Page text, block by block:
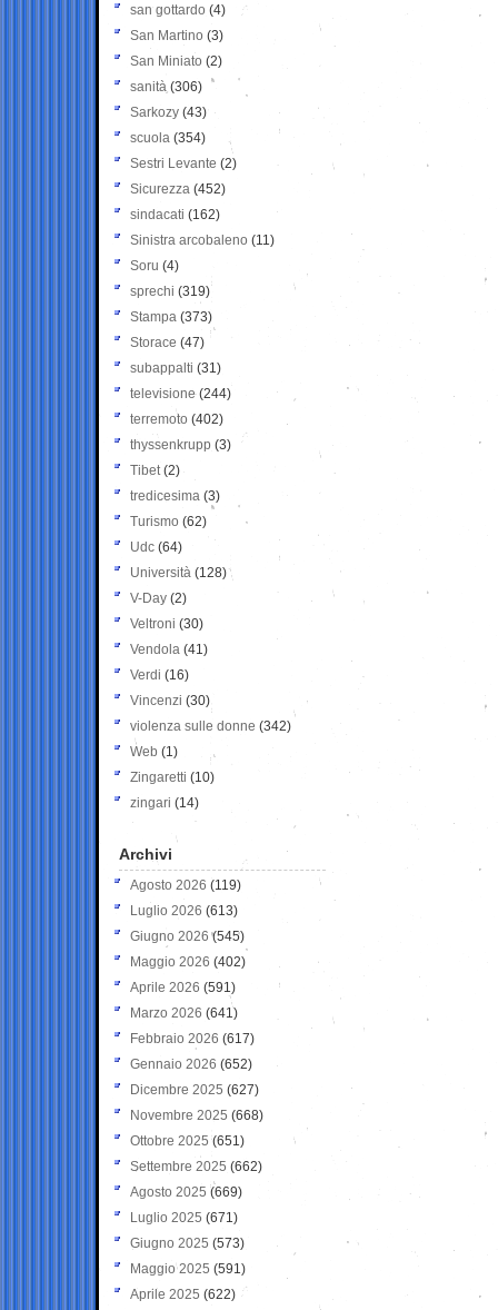
san gottardo (4)
San Martino (3)
San Miniato (2)
sanità (306)
Sarkozy (43)
scuola (354)
Sestri Levante (2)
Sicurezza (452)
sindacati (162)
Sinistra arcobaleno (11)
Soru (4)
sprechi (319)
Stampa (373)
Storace (47)
subappalti (31)
televisione(244)
terremoto (402)
thyssenkrupp (3)
Tibet(2)
tredicesima (3)
Turismo (62)
Udc (64)
Università (128)
V-Day (2)
Veltroni (30)
Vendola (41)
Verdi (16)
Vincenzi (30)
violenza sulle donne (342)
Web (1)
Zingaretti (10)
zingari (14)
Archivi
Agosto 2026 (119)
Luglio 2026 (613)
Giugno 2026 (545)
Maggio 2026 (402)
Aprile 2026 (591)
Marzo 2026 (641)
Febbraio 2026 (617)
Gennaio 2026 (652)
Dicembre 2025 (627)
Novembre 2025 (668)
Ottobre 2025 (651)
Settembre 2025 (662)
Agosto 2025 (669)
Luglio 2025 (671)
Giugno 2025 (573)
Maggio 2025 (591)
Aprile 2025 (622)